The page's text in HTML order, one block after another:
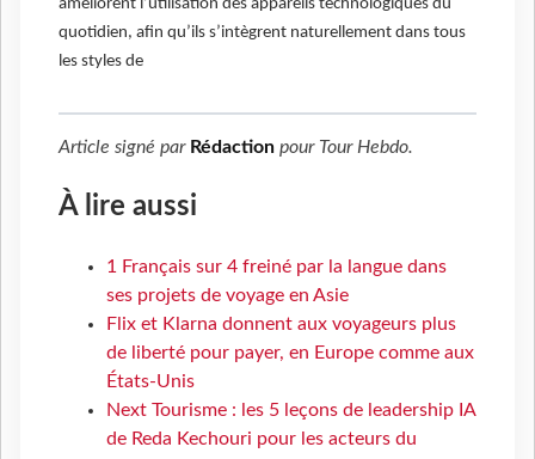
améliorent l’utilisation des appareils technologiques du
quotidien, afin qu’ils s’intègrent naturellement dans tous
les styles de
Article signé par Rédaction pour Tour Hebdo.
À lire aussi
1 Français sur 4 freiné par la langue dans
ses projets de voyage en Asie
Flix et Klarna donnent aux voyageurs plus
de liberté pour payer, en Europe comme aux
États-Unis
Next Tourisme : les 5 leçons de leadership IA
de Reda Kechouri pour les acteurs du